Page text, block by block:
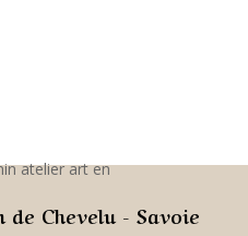
de Chevelu - Savoie